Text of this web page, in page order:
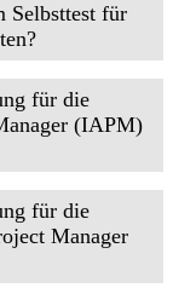
Selbsttest für
für die
(IAPM)
für die
Manager